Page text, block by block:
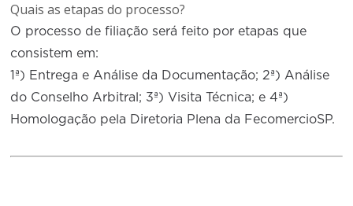
Quais as etapas do processo?
O processo de filiação será feito por etapas que
consistem em:
1ª) Entrega e Análise da Documentação; 2ª) Análise
do Conselho Arbitral; 3ª) Visita Técnica; e 4ª)
Homologação pela Diretoria Plena da FecomercioSP.